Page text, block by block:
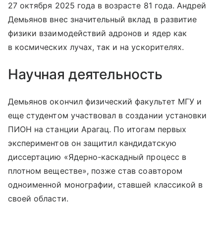
27 октября 2025 года в возрасте 81 года. Андрей
Демьянов внес значительный вклад в развитие
физики взаимодействий адронов и ядер как
в космических лучах, так и на ускорителях.
Научная деятельность
Демьянов окончил физический факультет МГУ и
еще студентом участвовал в создании установки
ПИОН на станции Арагац. По итогам первых
экспериментов он защитил кандидатскую
диссертацию «Ядерно-каскадный процесс в
плотном веществе», позже став соавтором
одноименной монографии, ставшей классикой в
своей области.